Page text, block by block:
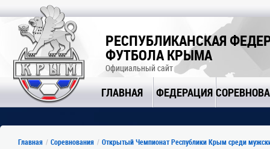
РЕСПУБЛИКАНСКАЯ
ФУТБОЛА КРЫМА
Официальный сайт
ГЛАВНАЯ ФЕДЕРАЦИЯ
Главная Соревнования Открытый Чемпионат Республики Крым среди